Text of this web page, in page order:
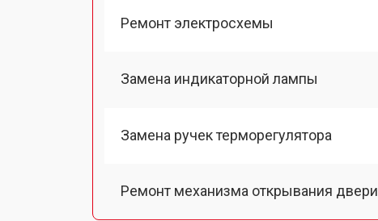
Ремонт электросхемы
Замена индикаторной лампы
Замена ручек терморегулятора
Ремонт механизма открывания двери